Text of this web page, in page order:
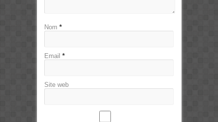
Nom *
Email *
Site web